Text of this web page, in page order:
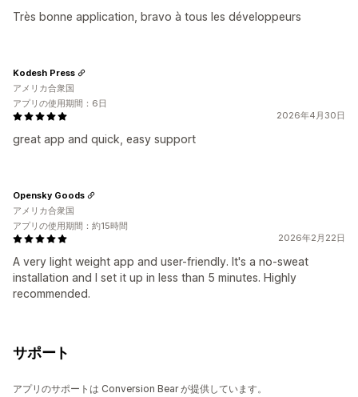
Très bonne application, bravo à tous les développeurs
2026年4月30日
great app and quick, easy support
Kodesh Press
アメリカ合衆国
アプリの使用期間：6日
2026年2月22日
A very light weight app and user-friendly. It's a no-sweat
installation and I set it up in less than 5 minutes. Highly
recommended.
Opensky Goods
アメリカ合衆国
アプリの使用期間：約15時間
サポート
アプリのサポートは Conversion Bear が提供しています。